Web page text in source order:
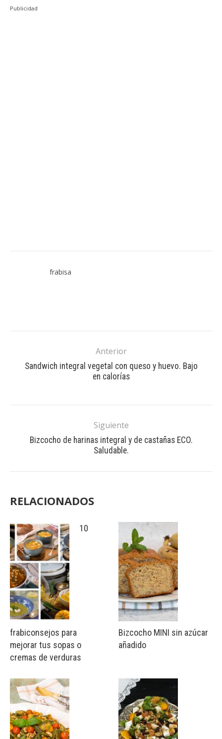
Publicidad
frabisa
Anterior
Sandwich integral vegetal con queso y huevo. Bajo
en calorías
Siguiente
Bizcocho de harinas integral y de castañas ECO.
Saludable.
RELACIONADOS
10
frabiconsejos para
mejorar tus sopas o
cremas de verduras
Bizcocho MINI sin azúcar
añadido